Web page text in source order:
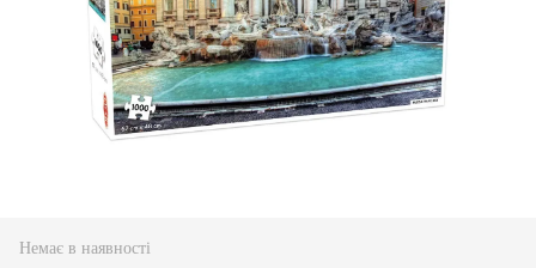
Немає в наявності